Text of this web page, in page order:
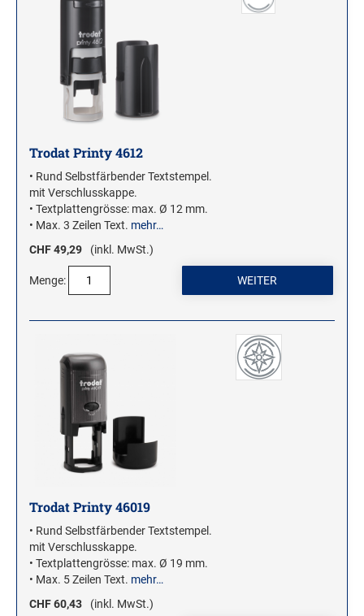
Trodat Printy 4612
• Rund Selbstfärbender Textstempel.
mit Verschlusskappe.
• Textplattengrösse: max. Ø 12 mm.
• Max. 3 Zeilen Text. mehr…
CHF 49,29
(inkl. MwSt.)
Menge:
Trodat Printy 46019
• Rund Selbstfärbender Textstempel.
mit Verschlusskappe.
• Textplattengrösse: max. Ø 19 mm.
• Max. 5 Zeilen Text. mehr…
CHF 60,43
(inkl. MwSt.)